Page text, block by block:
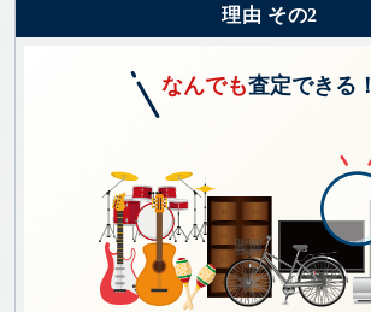
理由 その2
なんでも査定できる！